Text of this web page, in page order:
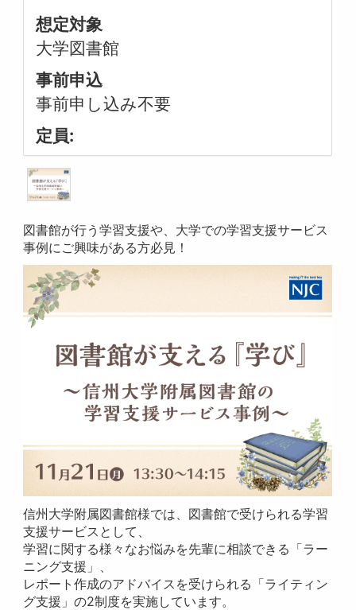
想定対象
大学図書館
事前申込
事前申し込み不要
定員:
図書館が行う学習支援や、大学での学習支援サービス
事例にご興味がある方必見！
信州大学附属図書館様では、図書館で受けられる学習
支援サービスとして、
学習に関する様々なお悩みを先輩に相談できる「ラー
ニング支援」、
レポート作成のアドバイスを受けられる「ライティン
グ支援」の2制度を実施しています。